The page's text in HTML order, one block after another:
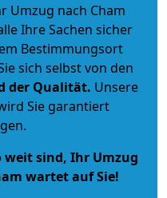
Umzug nach Cham
Ihre Sachen sicher
Bestimmungsort
sich selbst von den
der Qualität. Unsere
Sie garantiert
weit sind, Ihr Umzug
wartet auf Sie!